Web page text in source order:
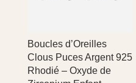
Boucles d’Oreilles
Clous Puces Argent 925
Rhodié – Oxyde de